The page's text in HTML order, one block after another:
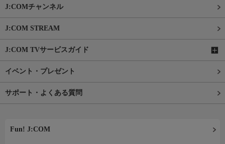
J:COMチャンネル
J:COM STREAM
J:COM TVサービスガイド
イベント・プレゼント
サポート・よくある質問
Fun! J:COM